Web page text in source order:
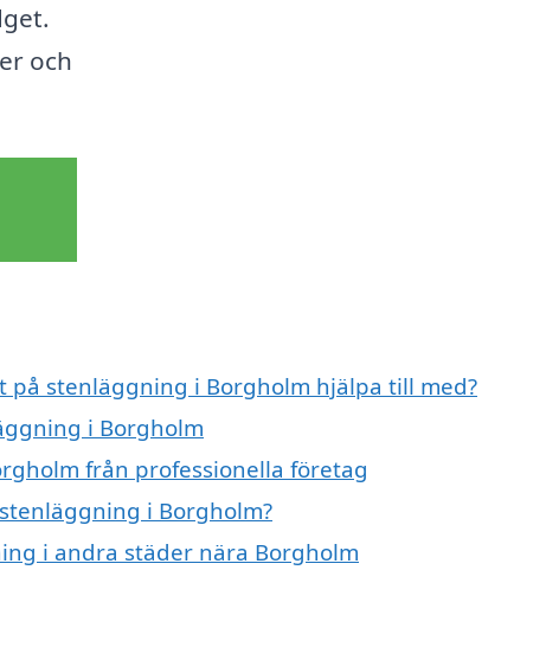
och
på stenläggning i Borgholm hjälpa till med?
i Borgholm
från professionella företag
i Borgholm?
i andra städer nära Borgholm